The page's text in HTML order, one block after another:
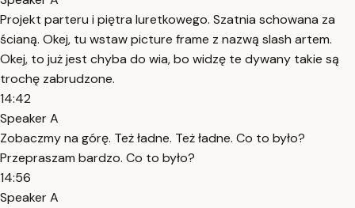
Projekt parteru i piętra luretkowego. Szatnia schowana za
ścianą. Okej, tu wstaw picture frame z nazwą slash artem.
Okej, to już jest chyba do wia, bo widzę te dywany takie są
trochę zabrudzone.
14:42
Speaker A
Zobaczmy na górę. Też ładne. Też ładne. Co to było?
Przepraszam bardzo. Co to było?
14:56
Speaker A